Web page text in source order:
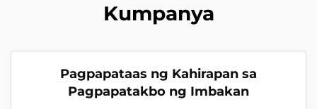
Kumpanya
Pagpapataas ng Kahirapan sa
Pagpapatakbo ng Imbakan